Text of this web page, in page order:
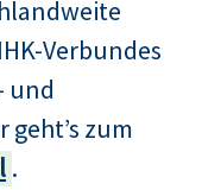
Verbundes
und
geht’s zum
.